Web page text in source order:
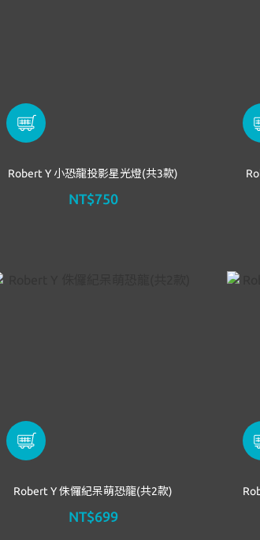
Robert Y 小恐龍投影星光燈(共3款)
NT$750
Robert Y 侏儸紀呆萌恐龍(共2款)
NT$699